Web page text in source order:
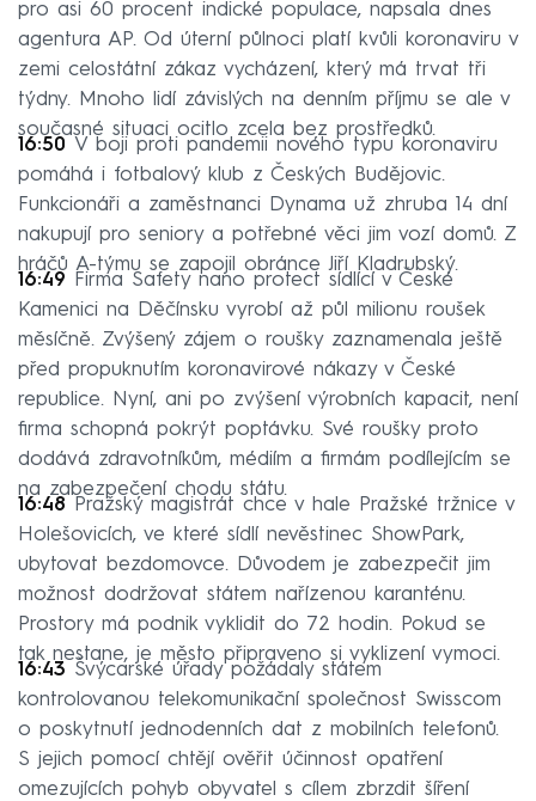
pro asi 60 procent indické populace, napsala dnes
agentura AP. Od úterní půlnoci platí kvůli koronaviru v
zemi celostátní zákaz vycházení, který má trvat tři
týdny. Mnoho lidí závislých na denním příjmu se ale v
současné situaci ocitlo zcela bez prostředků.
16:50 V boji proti pandemii nového typu koronaviru
pomáhá i fotbalový klub z Českých Budějovic.
Funkcionáři a zaměstnanci Dynama už zhruba 14 dní
nakupují pro seniory a potřebné věci jim vozí domů. Z
hráčů A-týmu se zapojil obránce Jiří Kladrubský.
16:49
Firma Safety nano protect sídlící v České
Kamenici na Děčínsku vyrobí až půl milionu roušek
měsíčně. Zvýšený zájem o roušky zaznamenala ještě
před propuknutím koronavirové nákazy v České
republice. Nyní, ani po zvýšení výrobních kapacit, není
firma schopná pokrýt poptávku. Své roušky proto
dodává zdravotníkům, médiím a firmám podílejícím se
na zabezpečení chodu státu.
16:48
Pražský magistrát chce v hale Pražské tržnice v
Holešovicích, ve které sídlí nevěstinec ShowPark,
ubytovat bezdomovce. Důvodem je zabezpečit jim
možnost dodržovat státem nařízenou karanténu.
Prostory má podnik vyklidit do 72 hodin. Pokud se
tak nestane, je město připraveno si vyklizení vymoci.
16:43 Švýcarské úřady požádaly státem
kontrolovanou telekomunikační společnost Swisscom
o poskytnutí jednodenních dat z mobilních telefonů.
S jejich pomocí chtějí ověřit účinnost opatření
omezujících pohyb obyvatel s cílem zbrzdit šíření